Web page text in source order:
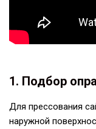
1. Подбор
Для прессования
наружной